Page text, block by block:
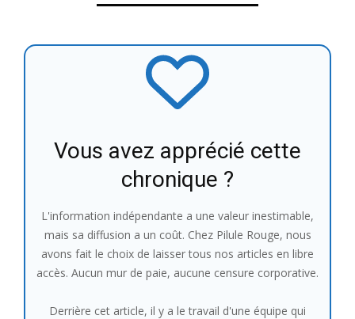
Vous avez apprécié cette
chronique ?
L'information indépendante a une valeur inestimable,
mais sa diffusion a un coût. Chez Pilule Rouge, nous
avons fait le choix de laisser tous nos articles en libre
accès. Aucun mur de paie, aucune censure corporative.
Derrière cet article, il y a le travail d'une équipe qui